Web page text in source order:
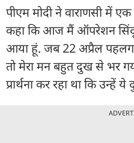
पीएम मोदी ने वाराणसी में
कहा कि आज मैं ऑपरेशन
आया हूं. जब 22 अप्रैल
तो मेरा मन बहुत दुख से भर
प्रार्थना कर रहा था कि